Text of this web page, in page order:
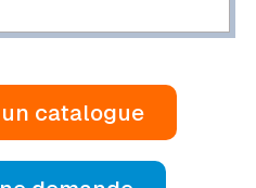
catalogue